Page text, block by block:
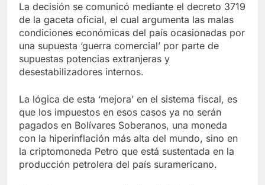
La decisión se comunicó mediante el decreto 3719
de la gaceta oficial, el cual argumenta las malas
condiciones económicas del país ocasionadas por
una supuesta ‘guerra comercial’ por parte de
supuestas potencias extranjeras y
desestabilizadores internos.
La lógica de esta ‘mejora’ en el sistema fiscal, es
que los impuestos en esos casos ya no serán
pagados en Bolívares Soberanos, una moneda
con la hiperinflación más alta del mundo, sino en
la criptomoneda Petro que está sustentada en la
producción petrolera del país suramericano.